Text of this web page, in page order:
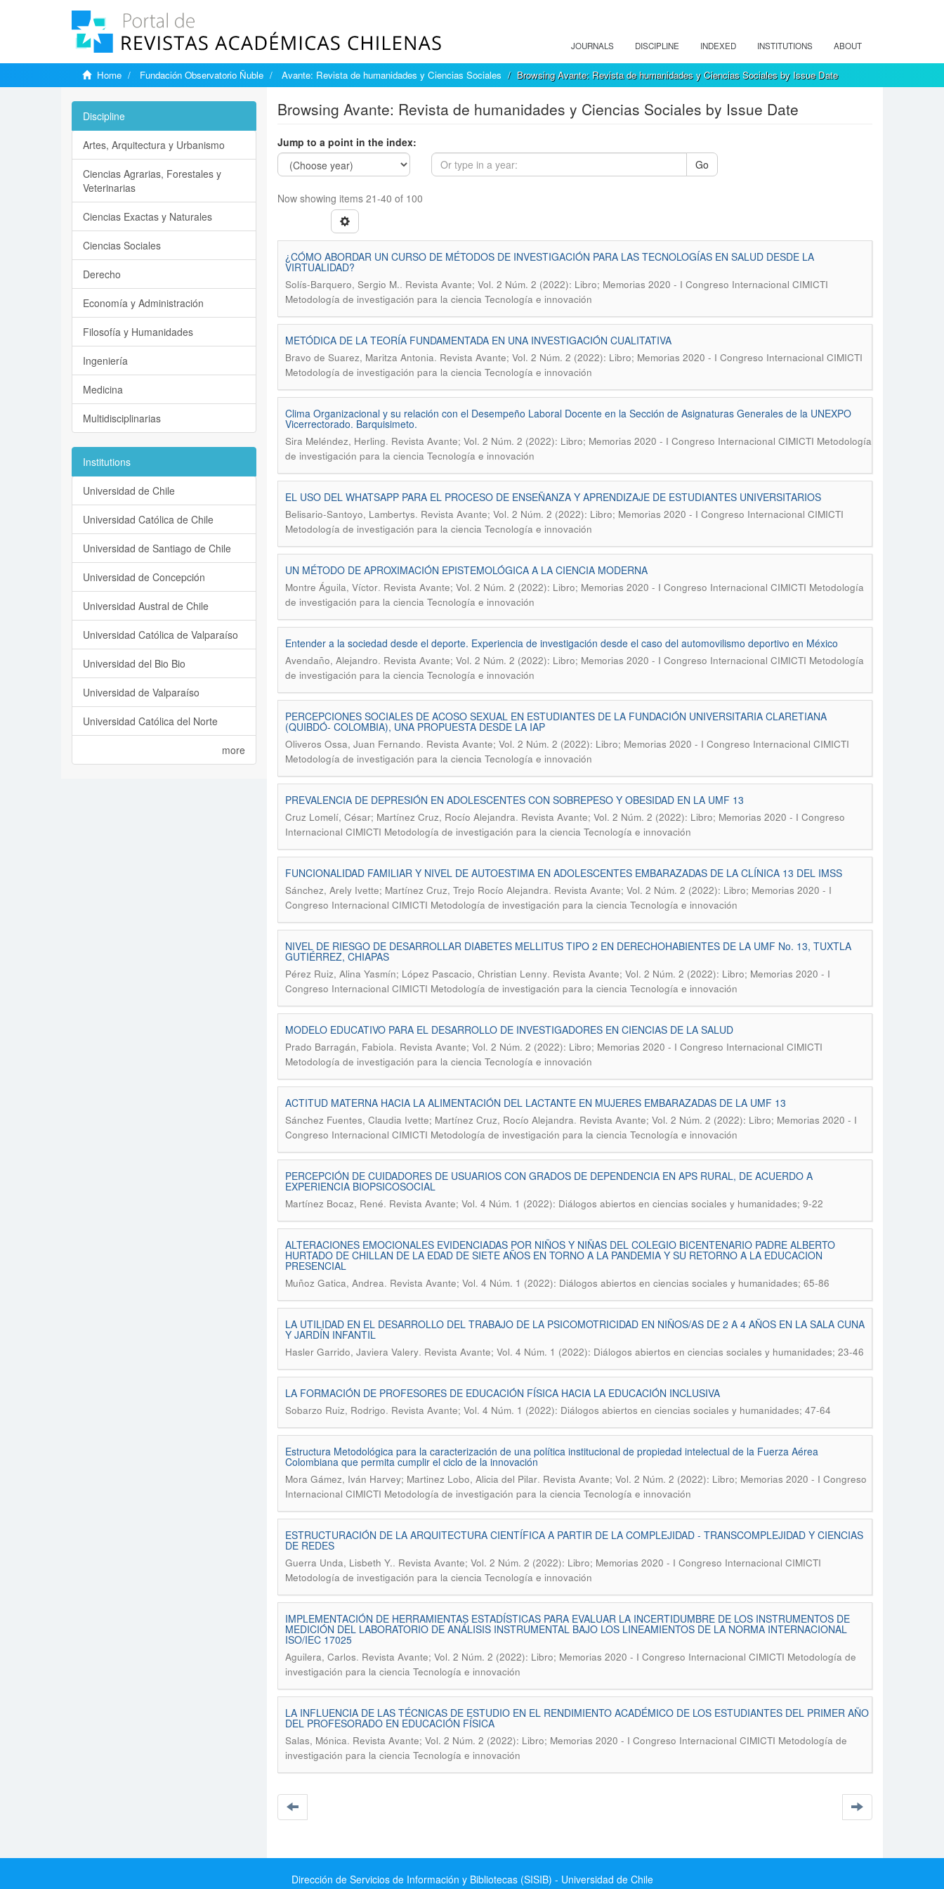
JOURNALS DISCIPLINE INDEXED INSTITUTIONS ABOUT
Home Fundación Observatorio Ñuble Avante: Revista de humanidades y Ciencias Sociales Browsing Avante: Revista de humanidades y Ciencias Sociales by Issue Date
Browsing Avante: Revista de humanidades y Ciencias Sociales by Issue Date
Jump to a point in the index:
Go
Now showing items 21-40 of 100
¿CÓMO ABORDAR UN CURSO DE MÉTODOS DE INVESTIGACIÓN PARA LAS TECNOLOGÍAS EN SALUD DESDE LA
VIRTUALIDAD?
Solís-Barquero, Sergio M.. Revista Avante; Vol. 2 Núm. 2 (2022): Libro; Memorias 2020 - I Congreso Internacional CIMICTI
Metodología de investigación para la ciencia Tecnología e innovación
METÓDICA DE LA TEORÍA FUNDAMENTADA EN UNA INVESTIGACIÓN CUALITATIVA
Bravo de Suarez, Maritza Antonia. Revista Avante; Vol. 2 Núm. 2 (2022): Libro; Memorias 2020 - I Congreso Internacional CIMICTI
Metodología de investigación para la ciencia Tecnología e innovación
Clima Organizacional y su relación con el Desempeño Laboral Docente en la Sección de Asignaturas Generales de la UNEXPO
Vicerrectorado. Barquisimeto.
Sira Meléndez, Herling. Revista Avante; Vol. 2 Núm. 2 (2022): Libro; Memorias 2020 - I Congreso Internacional CIMICTI Metodología
de investigación para la ciencia Tecnología e innovación
EL USO DEL WHATSAPP PARA EL PROCESO DE ENSEÑANZA Y APRENDIZAJE DE ESTUDIANTES UNIVERSITARIOS
Belisario-Santoyo, Lambertys. Revista Avante; Vol. 2 Núm. 2 (2022): Libro; Memorias 2020 - I Congreso Internacional CIMICTI
Metodología de investigación para la ciencia Tecnología e innovación
UN MÉTODO DE APROXIMACIÓN EPISTEMOLÓGICA A LA CIENCIA MODERNA
Montre Águila, Víctor. Revista Avante; Vol. 2 Núm. 2 (2022): Libro; Memorias 2020 - I Congreso Internacional CIMICTI Metodología
de investigación para la ciencia Tecnología e innovación
Entender a la sociedad desde el deporte. Experiencia de investigación desde el caso del automovilismo deportivo en México
Avendaño, Alejandro. Revista Avante; Vol. 2 Núm. 2 (2022): Libro; Memorias 2020 - I Congreso Internacional CIMICTI Metodología
de investigación para la ciencia Tecnología e innovación
PERCEPCIONES SOCIALES DE ACOSO SEXUAL EN ESTUDIANTES DE LA FUNDACIÓN UNIVERSITARIA CLARETIANA
(QUIBDÓ- COLOMBIA), UNA PROPUESTA DESDE LA IAP
Oliveros Ossa, Juan Fernando. Revista Avante; Vol. 2 Núm. 2 (2022): Libro; Memorias 2020 - I Congreso Internacional CIMICTI
Metodología de investigación para la ciencia Tecnología e innovación
PREVALENCIA DE DEPRESIÓN EN ADOLESCENTES CON SOBREPESO Y OBESIDAD EN LA UMF 13
Cruz Lomelí, César; Martínez Cruz, Rocío Alejandra. Revista Avante; Vol. 2 Núm. 2 (2022): Libro; Memorias 2020 - I Congreso
Internacional CIMICTI Metodología de investigación para la ciencia Tecnología e innovación
FUNCIONALIDAD FAMILIAR Y NIVEL DE AUTOESTIMA EN ADOLESCENTES EMBARAZADAS DE LA CLÍNICA 13 DEL IMSS
Sánchez, Arely Ivette; Martínez Cruz, Trejo Rocío Alejandra. Revista Avante; Vol. 2 Núm. 2 (2022): Libro; Memorias 2020 - I
Congreso Internacional CIMICTI Metodología de investigación para la ciencia Tecnología e innovación
NIVEL DE RIESGO DE DESARROLLAR DIABETES MELLITUS TIPO 2 EN DERECHOHABIENTES DE LA UMF No. 13, TUXTLA
GUTIÉRREZ, CHIAPAS
Pérez Ruiz, Alina Yasmín; López Pascacio, Christian Lenny. Revista Avante; Vol. 2 Núm. 2 (2022): Libro; Memorias 2020 - I
Congreso Internacional CIMICTI Metodología de investigación para la ciencia Tecnología e innovación
MODELO EDUCATIVO PARA EL DESARROLLO DE INVESTIGADORES EN CIENCIAS DE LA SALUD
Prado Barragán, Fabiola. Revista Avante; Vol. 2 Núm. 2 (2022): Libro; Memorias 2020 - I Congreso Internacional CIMICTI
Metodología de investigación para la ciencia Tecnología e innovación
ACTITUD MATERNA HACIA LA ALIMENTACIÓN DEL LACTANTE EN MUJERES EMBARAZADAS DE LA UMF 13
Sánchez Fuentes, Claudia Ivette; Martínez Cruz, Rocío Alejandra. Revista Avante; Vol. 2 Núm. 2 (2022): Libro; Memorias 2020 - I
Congreso Internacional CIMICTI Metodología de investigación para la ciencia Tecnología e innovación
PERCEPCIÓN DE CUIDADORES DE USUARIOS CON GRADOS DE DEPENDENCIA EN APS RURAL, DE ACUERDO A
EXPERIENCIA BIOPSICOSOCIAL
Martínez Bocaz, René. Revista Avante; Vol. 4 Núm. 1 (2022): Diálogos abiertos en ciencias sociales y humanidades; 9-22
ALTERACIONES EMOCIONALES EVIDENCIADAS POR NIÑOS Y NIÑAS DEL COLEGIO BICENTENARIO PADRE ALBERTO
HURTADO DE CHILLAN DE LA EDAD DE SIETE AÑOS EN TORNO A LA PANDEMIA Y SU RETORNO A LA EDUCACION
PRESENCIAL
Muñoz Gatica, Andrea. Revista Avante; Vol. 4 Núm. 1 (2022): Diálogos abiertos en ciencias sociales y humanidades; 65-86
LA UTILIDAD EN EL DESARROLLO DEL TRABAJO DE LA PSICOMOTRICIDAD EN NIÑOS/AS DE 2 A 4 AÑOS EN LA SALA CUNA
Y JARDÍN INFANTIL
Hasler Garrido, Javiera Valery. Revista Avante; Vol. 4 Núm. 1 (2022): Diálogos abiertos en ciencias sociales y humanidades; 23-46
LA FORMACIÓN DE PROFESORES DE EDUCACIÓN FÍSICA HACIA LA EDUCACIÓN INCLUSIVA
Sobarzo Ruiz, Rodrigo. Revista Avante; Vol. 4 Núm. 1 (2022): Diálogos abiertos en ciencias sociales y humanidades; 47-64
Estructura Metodológica para la caracterización de una política institucional de propiedad intelectual de la Fuerza Aérea
Colombiana que permita cumplir el ciclo de la innovación
Mora Gámez, Iván Harvey; Martinez Lobo, Alicia del Pilar. Revista Avante; Vol. 2 Núm. 2 (2022): Libro; Memorias 2020 - I Congreso
Internacional CIMICTI Metodología de investigación para la ciencia Tecnología e innovación
ESTRUCTURACIÓN DE LA ARQUITECTURA CIENTÍFICA A PARTIR DE LA COMPLEJIDAD - TRANSCOMPLEJIDAD Y CIENCIAS
DE REDES
Guerra Unda, Lisbeth Y.. Revista Avante; Vol. 2 Núm. 2 (2022): Libro; Memorias 2020 - I Congreso Internacional CIMICTI
Metodología de investigación para la ciencia Tecnología e innovación
IMPLEMENTACIÓN DE HERRAMIENTAS ESTADÍSTICAS PARA EVALUAR LA INCERTIDUMBRE DE LOS INSTRUMENTOS DE
MEDICIÓN DEL LABORATORIO DE ANÁLISIS INSTRUMENTAL BAJO LOS LINEAMIENTOS DE LA NORMA INTERNACIONAL
ISO/IEC 17025
Aguilera, Carlos. Revista Avante; Vol. 2 Núm. 2 (2022): Libro; Memorias 2020 - I Congreso Internacional CIMICTI Metodología de
investigación para la ciencia Tecnología e innovación
LA INFLUENCIA DE LAS TÉCNICAS DE ESTUDIO EN EL RENDIMIENTO ACADÉMICO DE LOS ESTUDIANTES DEL PRIMER AÑO
DEL PROFESORADO EN EDUCACIÓN FÍSICA
Salas, Mónica. Revista Avante; Vol. 2 Núm. 2 (2022): Libro; Memorias 2020 - I Congreso Internacional CIMICTI Metodología de
investigación para la ciencia Tecnología e innovación
Discipline
Artes, Arquitectura y Urbanismo
Ciencias Agrarias, Forestales y
Veterinarias
Ciencias Exactas y Naturales
Ciencias Sociales
Derecho
Economía y Administración
Filosofía y Humanidades
Ingeniería
Medicina
Multidisciplinarias
Institutions
Universidad de Chile
Universidad Católica de Chile
Universidad de Santiago de Chile
Universidad de Concepción
Universidad Austral de Chile
Universidad Católica de Valparaíso
Universidad del Bio Bio
Universidad de Valparaíso
Universidad Católica del Norte
more
Dirección de Servicios de Información y Bibliotecas (SISIB) - Universidad de Chile